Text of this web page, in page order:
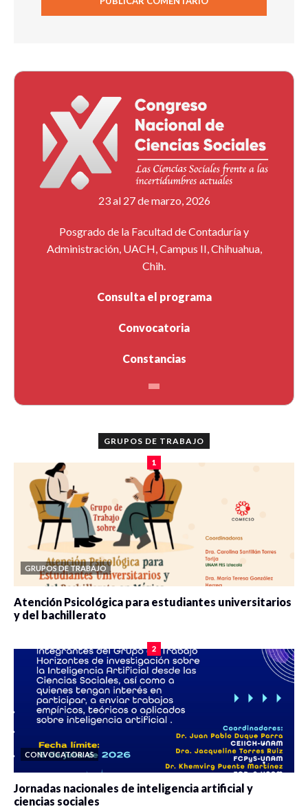
23 al 27 de marzo, 2026
Posgrado de la Facultad de Contaduría y
Administración, UACH, Campus II, Chihuahua,
Chih.
Consulta el programa
Convocatoria
Constancias
GRUPOS DE TRABAJO
1
GRUPOS DE TRABAJO
Atención Psicológica para estudiantes universitarios
y del bachillerato
2
CONVOCATORIAS
Jornadas nacionales de inteligencia artificial y
ciencias sociales